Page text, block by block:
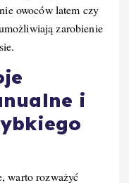
owoców latem czy
zarobienie
i
warto rozważyć